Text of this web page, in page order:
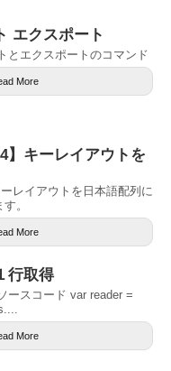
エクスポート
とエクスポートのコマンド
More
】キーレイアウトを
レイアウトを日本語配列に
。
More
行取得
ースコード var reader =
More